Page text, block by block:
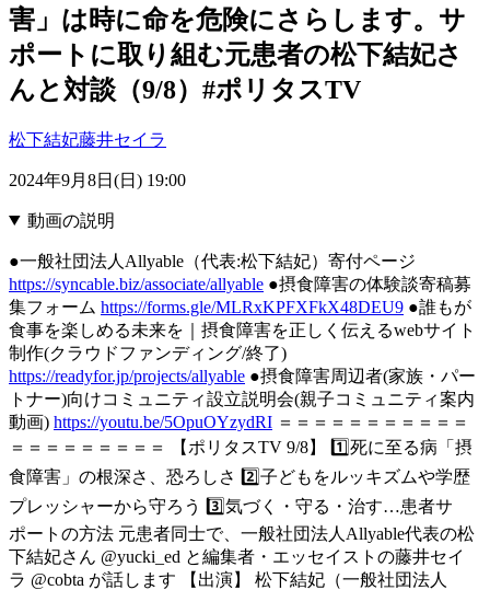
害」は時に命を危険にさらします。サ
ポートに取り組む元患者の松下結妃さ
んと対談（9/8）#ポリタスTV
松下結妃藤井セイラ
2024年9月8日(日) 19:00
動画の説明
●一般社団法人Allyable（代表:松下結妃）寄付ページ
https://syncable.biz/associate/allyable ●摂食障害の体験談寄稿募
集フォーム https://forms.gle/MLRxKPFXFkX48DEU9 ●誰もが
食事を楽しめる未来を｜摂食障害を正しく伝えるwebサイト
制作(クラウドファンディング/終了)
https://readyfor.jp/projects/allyable ●摂食障害周辺者(家族・パー
トナー)向けコミュニティ設立説明会(親子コミュニティ案内
動画) https://youtu.be/5OpuOYzydRI ＝＝＝＝＝＝＝＝＝＝＝
＝＝＝＝＝＝＝＝＝ 【ポリタスTV 9/8】 1️⃣死に至る病「摂
食障害」の根深さ、恐ろしさ 2️⃣子どもをルッキズムや学歴
プレッシャーから守ろう 3️⃣気づく・守る・治す…患者サ
ポートの方法 元患者同士で、一般社団法人Allyable代表の松
下結妃さん @yucki_ed と編集者・エッセイストの藤井セイ
ラ @cobta が話します 【出演】 松下結妃（一般社団法人